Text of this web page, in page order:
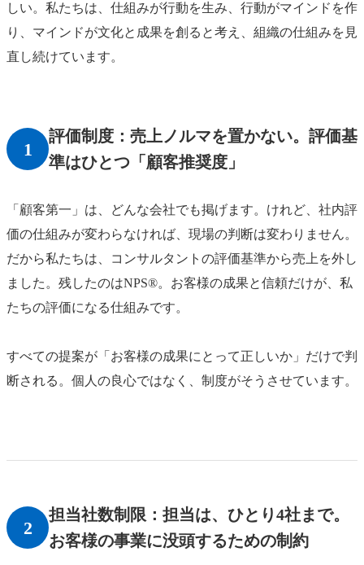
しい。私たちは、仕組みが行動を生み、行動がマインドを作
り、マインドが文化と成果を創ると考え、組織の仕組みを見
直し続けています。
1
評価制度：売上ノルマを置かない。評価基
準はひとつ「顧客推奨度」
「顧客第一」は、どんな会社でも掲げます。けれど、社内評
価の仕組みが変わらなければ、現場の判断は変わりません。
だから私たちは、コンサルタントの評価基準から売上を外し
ました。残したのはNPS®。お客様の成果と信頼だけが、私
たちの評価になる仕組みです。
すべての提案が「お客様の成果にとって正しいか」だけで判
断される。個人の良心ではなく、制度がそうさせています。
2
担当社数制限：担当は、ひとり4社まで。
お客様の事業に没頭するための制約